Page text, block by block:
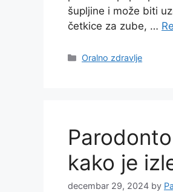
šupljine i može biti
četkice za zube, …
Categories
Oralno zdravlje
kako je
decembar 29, 2024 by